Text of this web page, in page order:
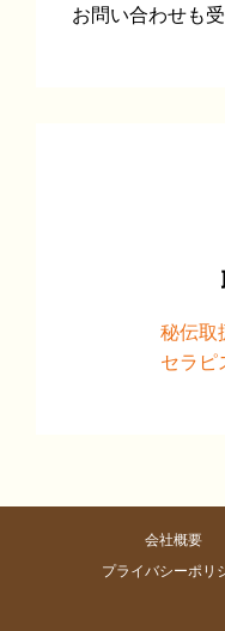
お問い合わせも受
秘伝取
セラピ
会社概要
プライバシーポリ